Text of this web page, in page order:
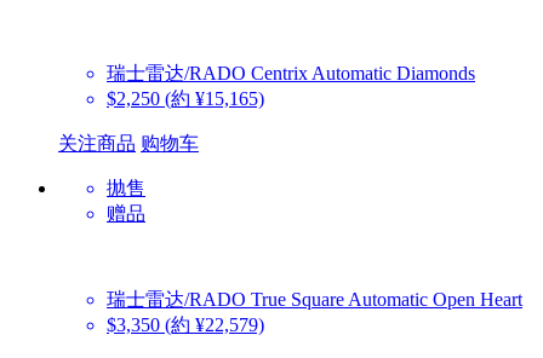
瑞士雷达/RADO Centrix Automatic Diamonds
$2,250 (約 ¥15,165)
关注商品 购物车
抛售
赠品
瑞士雷达/RADO True Square Automatic Open Heart
$3,350 (約 ¥22,579)